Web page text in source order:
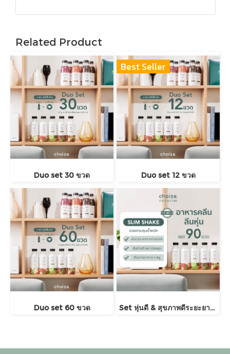
Related Product
Duo set 30 ขวด
Best Seller
Duo set 12 ขวด
Duo set 60 ขวด Set หุ่นดี & สุขภาพดีระยะยาวใน 3 เดือน